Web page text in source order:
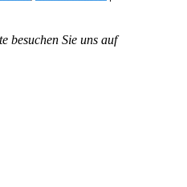
besuchen Sie uns auf